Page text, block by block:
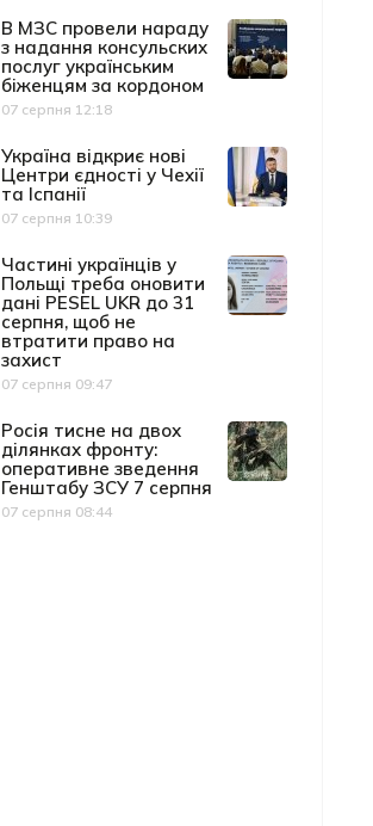
В МЗС провели нараду
з надання консульских
послуг українським
біженцям за кордоном
Дата публікації
07 серпня 12:18
Україна відкриє нові
Центри єдності у Чехії
та Іспанії
Дата публікації
07 серпня 10:39
Частині українців у
Польщі треба оновити
дані PESEL UKR до 31
серпня, щоб не
втратити право на
захист
Дата публікації
07 серпня 09:47
Росія тисне на двох
ділянках фронту:
оперативне зведення
Генштабу ЗСУ 7 серпня
Дата публікації
07 серпня 08:44